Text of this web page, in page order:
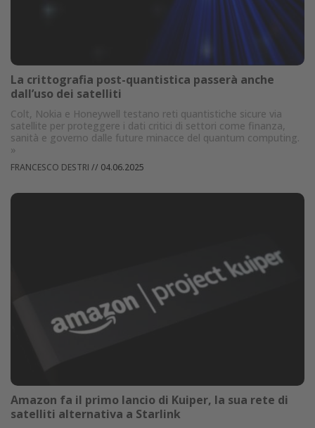
La crittografia post-quantistica passerà anche
dall’uso dei satelliti
Colt, Nokia e Honeywell testano reti quantistiche sicure via
satellite per proteggere i dati critici di settori come finanza,
sanità e governo dalle future minacce del quantum computing.
»
FRANCESCO DESTRI // 04.06.2025
Amazon fa il primo lancio di Kuiper, la sua rete di
satelliti alternativa a Starlink